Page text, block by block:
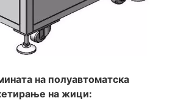
на полуавтоматска
на жици: